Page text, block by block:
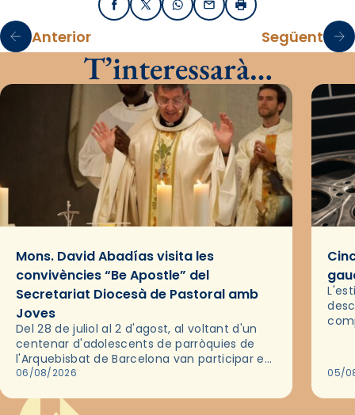
FacebookX / TwitterWhatsApp
EmailImprimir
Anterior Següent
T’interessarà…
Mons. David Abadías visita les
convivències “Be Apostle” del
Secretariat Diocesà de Pastoral amb
Joves
Del 28 de juliol al 2 d'agost, al voltant d'un
centenar d'adolescents de parròquies de
l'Arquebisbat de Barcelona van participar en
les convivències Be Apostle, organitzades
06/08/2026 05/